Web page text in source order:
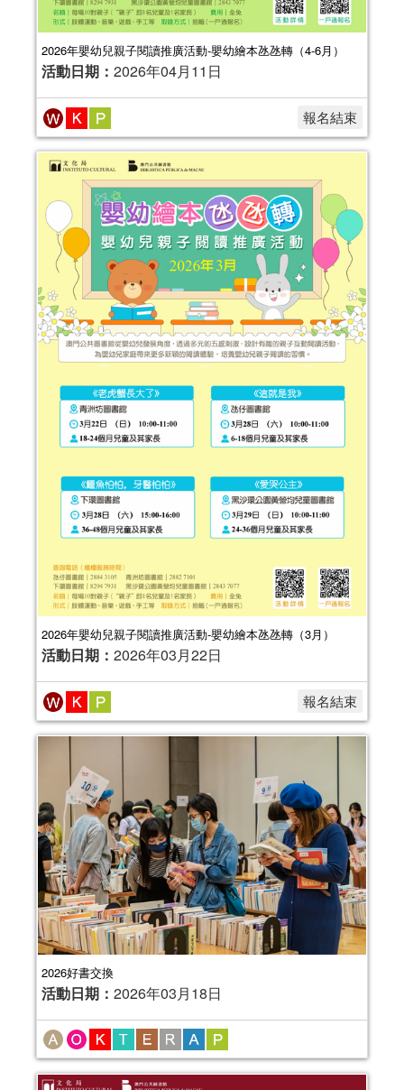
2026年嬰幼兒親子閱讀推廣活動-嬰幼繪本氹氹轉（4-6月）
活動日期： 2026年04月11日
報名結束
2026年嬰幼兒親子閱讀推廣活動-嬰幼繪本氹氹轉（3月）
活動日期： 2026年03月22日
報名結束
2026好書交換
活動日期： 2026年03月18日